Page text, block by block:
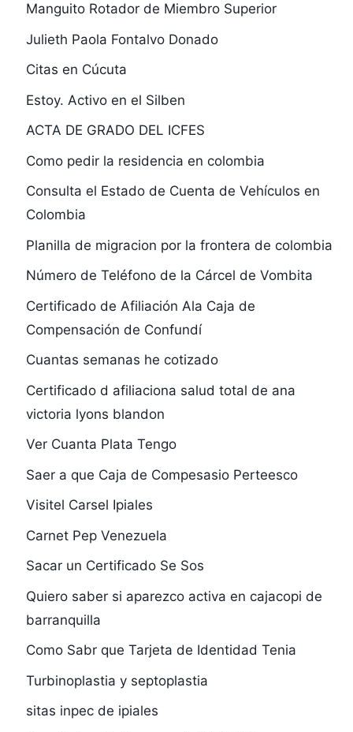
Manguito Rotador de Miembro Superior
Julieth Paola Fontalvo Donado
Citas en Cúcuta
Estoy. Activo en el Silben
ACTA DE GRADO DEL ICFES
Como pedir la residencia en colombia
Consulta el Estado de Cuenta de Vehículos en
Colombia
Planilla de migracion por la frontera de colombia
Número de Teléfono de la Cárcel de Vombita
Certificado de Afiliación Ala Caja de
Compensación de Confundí
Cuantas semanas he cotizado
Certificado d afiliaciona salud total de ana
victoria lyons blandon
Ver Cuanta Plata Tengo
Saer a que Caja de Compesasio Perteesco
Visitel Carsel Ipiales
Carnet Pep Venezuela
Sacar un Certificado Se Sos
Quiero saber si aparezco activa en cajacopi de
barranquilla
Como Sabr que Tarjeta de Identidad Tenia
Turbinoplastia y septoplastia
sitas inpec de ipiales